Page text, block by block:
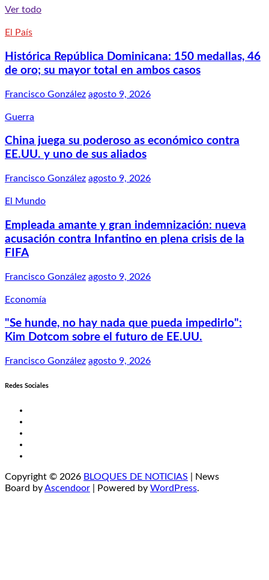
Ver todo
El País
Histórica República Dominicana: 150 medallas, 46
de oro; su mayor total en ambos casos
Francisco González agosto 9, 2026
Guerra
China juega su poderoso as económico contra
EE.UU. y uno de sus aliados
Francisco González agosto 9, 2026
El Mundo
Empleada amante y gran indemnización: nueva
acusación contra Infantino en plena crisis de la
FIFA
Francisco González agosto 9, 2026
Economía
"Se hunde, no hay nada que pueda impedirlo":
Kim Dotcom sobre el futuro de EE.UU.
Francisco González agosto 9, 2026
Redes Sociales
Copyright © 2026 BLOQUES DE NOTICIAS | News
Board byAscendoor | Powered by WordPress.